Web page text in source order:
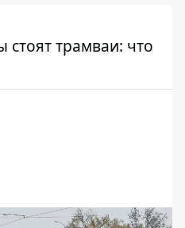
трамваи: что